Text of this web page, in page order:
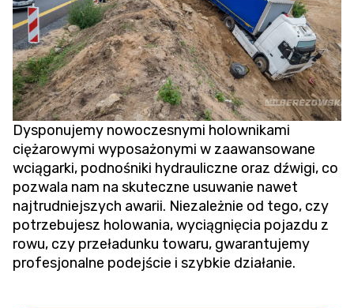
Dysponujemy nowoczesnymi holownikami
ciężarowymi wyposażonymi w zaawansowane
wciągarki, podnośniki hydrauliczne oraz dźwigi, co
pozwala nam na skuteczne usuwanie nawet
najtrudniejszych awarii. Niezależnie od tego, czy
potrzebujesz holowania,wyciągnięcia pojazdu z
rowu, czy przeładunku towaru, gwarantujemy
profesjonalne podejście i szybkie działanie.